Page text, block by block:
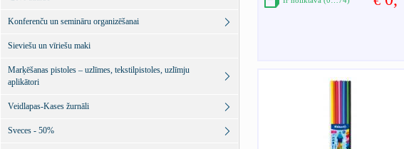
Konferenču un semināru organizēšanai
Sieviešu un vīriešu maki
Marķēšanas pistoles – uzlīmes, tekstilpistoles, uzlīmju
aplikātori
Veidlapas-Kases žurnāli
Sveces - 50%